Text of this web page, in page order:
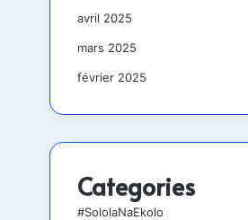
avril 2025
mars 2025
février 2025
Categories
#SololaNaEkolo